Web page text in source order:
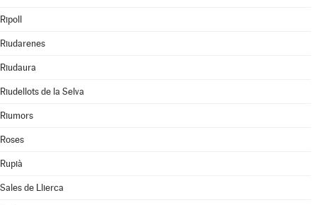
Ripoll
Riudarenes
Riudaura
Riudellots de la Selva
Riumors
Roses
Rupià
Sales de Llierca